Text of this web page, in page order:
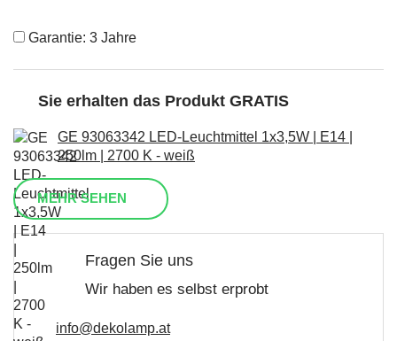
Garantie: 3 Jahre
Sie erhalten das Produkt GRATIS
GE 93063342 LED-Leuchtmittel 1x3,5W | E14 |
250lm | 2700 K - weiß
MEHR SEHEN
Fragen Sie uns
Wir haben es selbst erprobt
info@dekolamp.at